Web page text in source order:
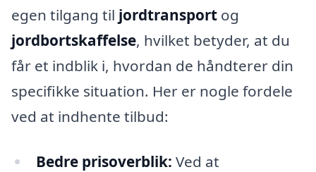
egen tilgang til jordtransport og
jordbortskaffelse, hvilket betyder, at du
får et indblik i, hvordan de håndterer din
specifikke situation. Her er nogle fordele
ved at indhente tilbud:
Bedre prisoverblik: Ved at